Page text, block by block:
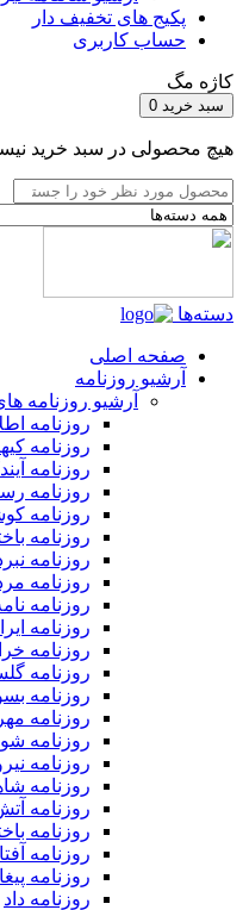
پکیج های تخفیف دار
حساب کاربری
کاژه مگ
سبد خرید 0
هیچ محصولی در سبد خرید
دسته‌ها
صفحه اصلی
آرشیو روزنامه
آرشیو روزنامه
روزنامه
روزنامه
روزنامه
روزنامه
روزنامه
روزنامه
روزنامه
روزنامه
روزنامه
روزنامه
روزنامه
روزنامه
روزنامه
روزنامه
روزنامه
روزنامه
روزنامه
روزنامه
روزنامه
روزنامه
روزنامه
روزنامه داد